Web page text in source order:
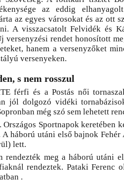
az eddig
az egyes városokat és az ott
A visszacsatolt Felvidék és
versenyzési rendet honosított
hanem a versenyzőket
versenyeken.
s nem rosszul
férfi és a Postás női
jól dolgozó vidéki
még szó sem lehetett
Sportnapok keretében
A háború utáni első bajnok
lett.
rendezték meg a háború utáni
rendeztek. Pataki Ferenc
.